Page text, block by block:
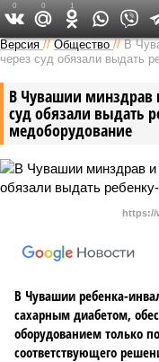
Версия //Общество //В
через суд обязали выдать
В Чувашии минздрав
суд обязали выдать
медоборудование
https://
В Чувашии ребенка-
сахарным диабетом,
оборудованием только
соответствующего
0 0 1